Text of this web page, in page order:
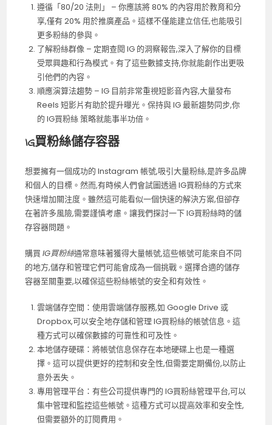
遵循「80/20 法則」 – 你應該將 80% 的內容用於教育和分
享,僅有 20% 用於推廣產品。這樣不僅能建立信任,也能吸引
更多粉絲的參與。
了解粉絲群像 – 定期查閱 IG 的洞察報告,深入了解你的目標
受眾興趣和行為模式。有了這些數據支持,你就能創作出更吸
引他們的內容。
順應演算法趨勢 – IG 目前非常重視短影音內容,大量發布
Reels 短影片有助於提升曝光。保持與 IG 最新趨勢同步,你
的 IG買粉絲 策略就能事半功倍。
IG買粉絲儲存容器
想要擁有一個成功的 Instagram 帳號,吸引大量粉絲,是許多品牌
和個人的目標。然而,有時候人們會試圖透過 IG買粉絲的方式來
快速增加關注度。雖然這可能看似一個快速的解決方案,但卻存
在著許多風險,需要謹慎考慮。讓我們探討一下 IG買粉絲時的儲
存容器問題。
購買IG買粉絲通常意味著獲得大量帳號,這些帳號可能來自不同
的地方,儲存和管理它們可能會成為一個挑戰。選擇合適的儲存
容器至關重要,以確保這些粉絲帳號的安全和有效性。
雲端儲存空間：使用雲端儲存服務,如 Google Drive 或
Dropbox,可以安全地存儲和管理 IG買粉絲的帳號信息。這
種方式可以確保數據的可靠性和可及性。
本地儲存硬碟：將帳號信息保存在本地硬碟上也是一種選
擇。這可以提供更好的控制和安全性,但需要定期備份,以防止
意外丟失。
專用管理平台：有些公司提供專門的 IG買粉絲管理平台,可以
集中管理和監控這些帳號。這種方式可以提高效率和安全性,
但需要額外的訂閱費用。